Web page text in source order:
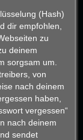
(Hash)
dir empfohlen,
zu
deinem
sorgsam um.
von
nach deinem
haben,
vergessen“
nach deinem
sendet